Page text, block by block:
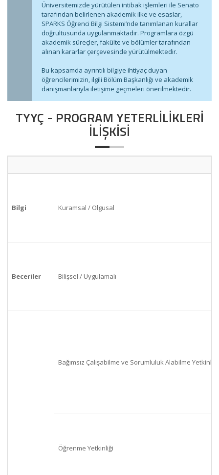
Üniversitemizde yürütülen intibak işlemleri ile Senato
tarafından belirlenen akademik ilke ve esaslar,
SPARKS Öğrenci Bilgi Sistemi’nde tanımlanan kurallar
doğrultusunda uygulanmaktadır. Programlara özgü
akademik süreçler, fakülte ve bölümler tarafından
alınan kararlar çerçevesinde yürütülmektedir.
Bu kapsamda ayrıntılı bilgiye ihtiyaç duyan
öğrencilerimizin, ilgili Bölüm Başkanlığı ve akademik
danışmanlarıyla iletişime geçmeleri önerilmektedir.
TYYÇ - PROGRAM YETERLİLİKLERİ
İLİŞKİSİ
Bilgi Kuramsal / Olgusal
Beceriler Bilişsel / Uygulamalı
Bağımsız Çalışabilme ve Sorumluluk Alabilme Yetkinliği
Öğrenme Yetkinliği